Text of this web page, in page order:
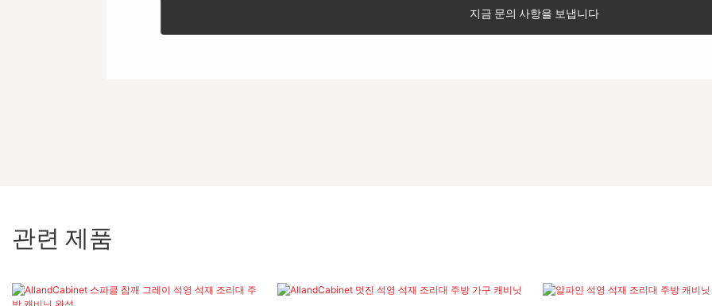
지금 문의 사항을 보냅니다
관련 제품